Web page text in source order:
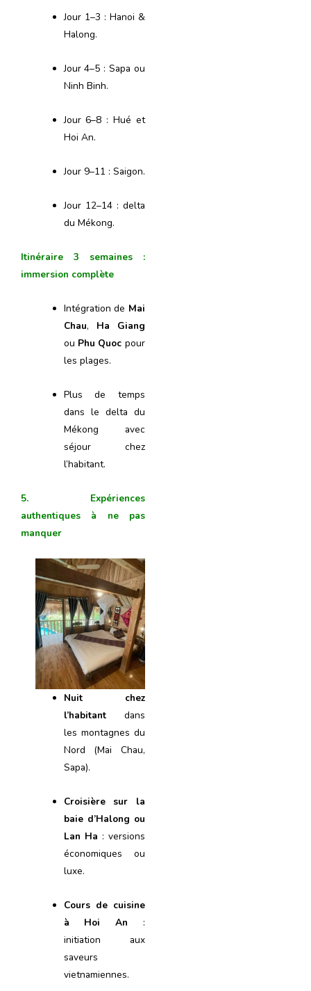
Jour 1–3 : Hanoi &
Halong.
Jour 4–5 : Sapa ou
Ninh Binh.
Jour 6–8 : Hué et
Hoi An.
Jour 9–11 : Saigon.
Jour 12–14 : delta
du Mékong.
Itinéraire 3 semaines :
immersion complète
Intégration de Mai
Chau, Ha Giang
ou Phu Quoc pour
les plages.
Plus de temps
dans le delta du
Mékong avec
séjour chez
l’habitant.
5. Expériences
authentiques à ne pas
manquer
Nuit chez
l’habitantdans
les montagnes du
Nord (Mai Chau,
Sapa).
Croisière sur la
baie d’Halong ou
Lan Ha : versions
économiques ou
luxe.
Cours de cuisine
à Hoi An :
initiation aux
saveurs
vietnamiennes.